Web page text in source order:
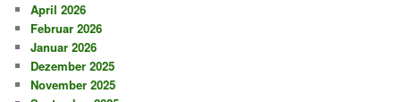
April 2026
Februar 2026
Januar 2026
Dezember 2025
November 2025